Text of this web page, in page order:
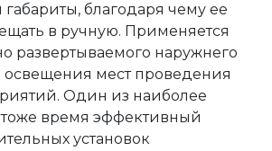
благодаря чему ее
в ручную. Применяется
развертываемого наружнего
освещения мест проведения
Один из наиболее
время эффективный
установок